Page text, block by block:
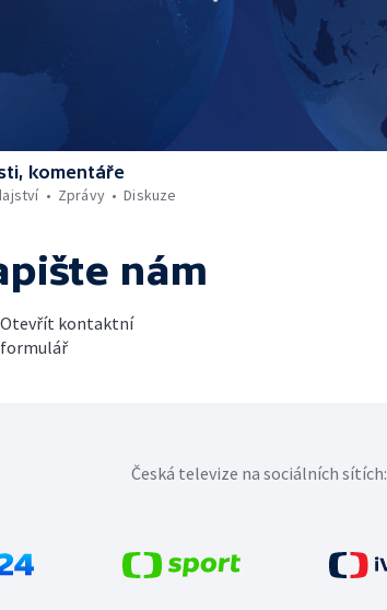
komentáře
Zprávy Diskuze
nám
Otevřít kontaktní
formulář
Česká televize na sociálních sítích: